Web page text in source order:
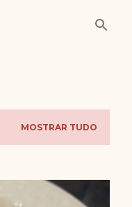
MOSTRAR TUDO